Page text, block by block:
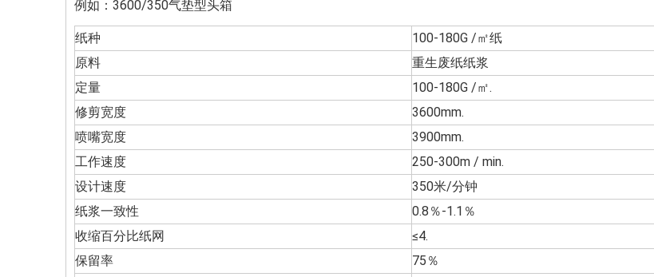
例如：3600/350气垫型头箱
纸种
100-180G /㎡纸
原料
重生废纸纸浆
定量
100-180G /㎡.
修剪宽度
3600mm.
喷嘴宽度
3900mm.
工作速度
250-300m / min.
设计速度
350米/分钟
纸浆一致性
0.8％-1.1％
收缩百分比纸网
≤4.
保留率
75％